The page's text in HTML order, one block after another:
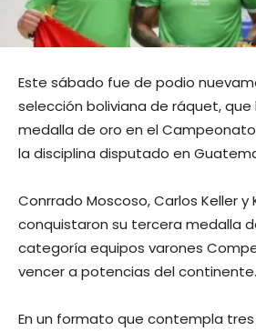
Este sábado fue de podio
selección boliviana de ráquet,
medalla de oro en el
la disciplina disputado en
Conrrado Moscoso, Carlos Keller y
conquistaron su tercera medalla
categoría equipos varones
vencer a potencias del continente.
En un formato que contempla